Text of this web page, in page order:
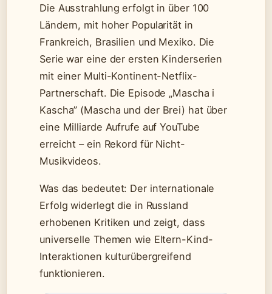
Die Ausstrahlung erfolgt in über 100
Ländern, mit hoher Popularität in
Frankreich, Brasilien und Mexiko. Die
Serie war eine der ersten Kinderserien
mit einer Multi-Kontinent-Netflix-
Partnerschaft. Die Episode „Mascha i
Kascha” (Mascha und der Brei) hat über
eine Milliarde Aufrufe auf YouTube
erreicht – ein Rekord für Nicht-
Musikvideos.
Was das bedeutet: Der internationale
Erfolg widerlegt die in Russland
erhobenen Kritiken und zeigt, dass
universelle Themen wie Eltern-Kind-
Interaktionen kulturübergreifend
funktionieren.